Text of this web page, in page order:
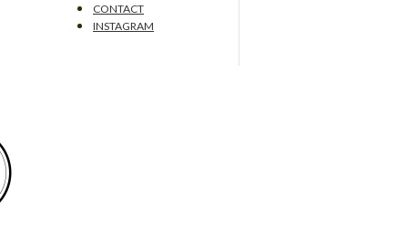
CONTACT
INSTAGRAM